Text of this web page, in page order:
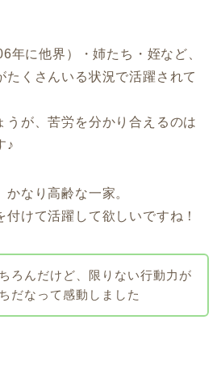
年に他界）・姉たち・姪など、
たくさんいる状況で活躍されて
うが、苦労を分かり合えるのは
♪
かなり高齢な一家。
付けて活躍して欲しいですね！
ろんだけど、限りない行動力が
だなって感動しました